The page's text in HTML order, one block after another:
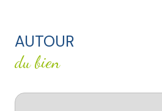
AUTOUR
du bien